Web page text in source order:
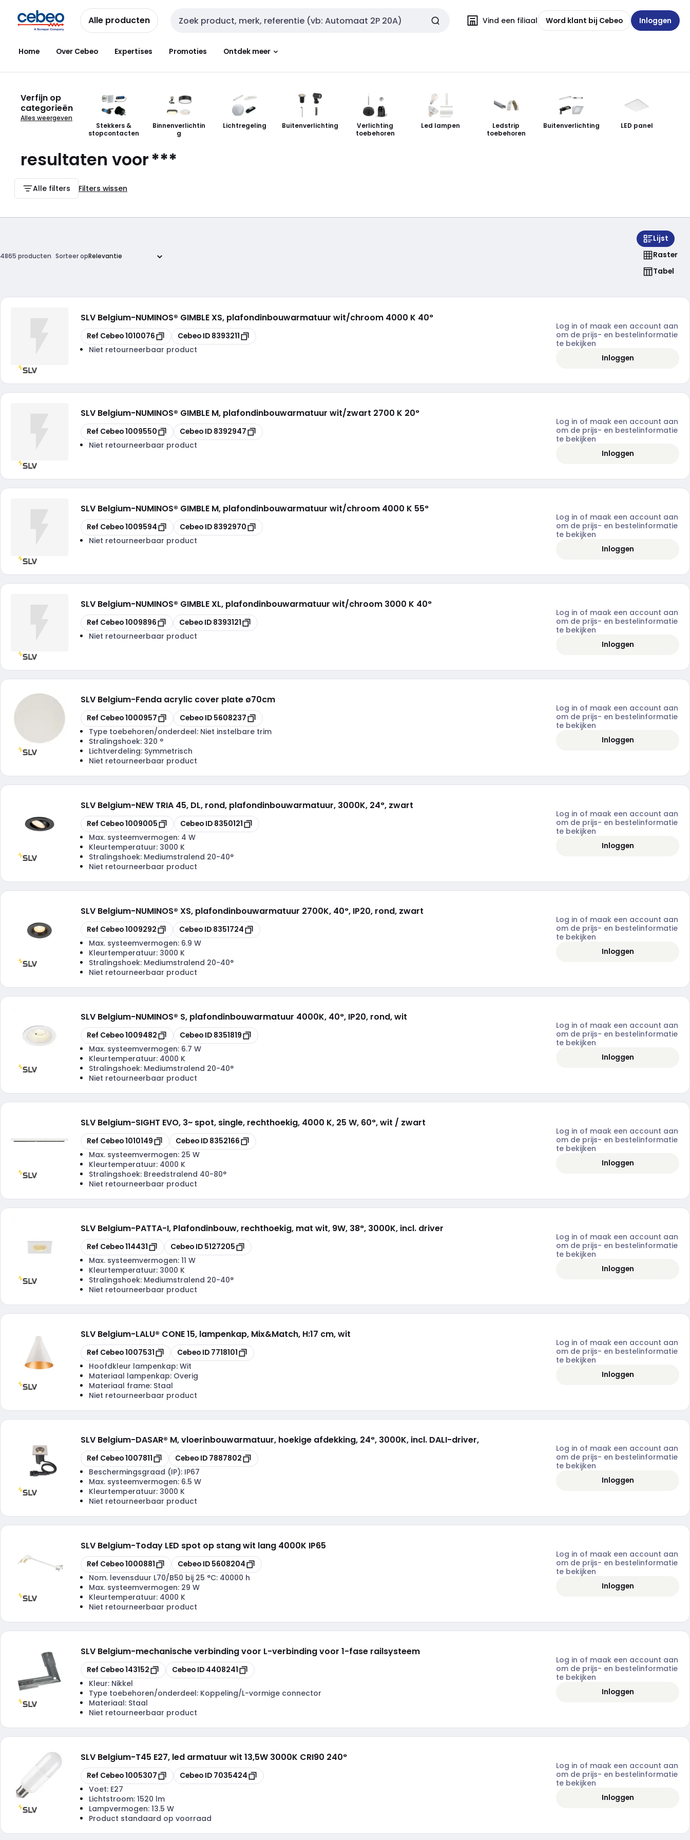
naar
navigatie
naar
inhoud
Alle producten Zoekveld invoer Vind een filiaal Word klant bij Cebeo Inloggen
Home Over Cebeo Expertises Promoties Ontdek meer
Verfijn op
categorieën
Alles weergeven
Stekkers &
stopcontacten
Binnenverlichtin
g
Lichtregeling Buitenverlichting
Verlichting
toebehoren
Led lampen
Ledstrip
toebehoren
Buitenverlichting LED panel
resultaten voor***
Alle filters Filters wissen
4865 producten Sorteer op
Lijst
Raster
Tabel
SLV Belgium-NUMINOS® GIMBLE XS, plafondinbouwarmatuur wit/chroom 4000 K 40°
Kopiëren
Ref Cebeo1010076 Kopiëren
Cebeo ID 8393211
Niet retourneerbaar product
Log in of maak een account aan
om de prijs- en bestelinformatie
te bekijken
Inloggen
SLV Belgium-NUMINOS® GIMBLE M, plafondinbouwarmatuur wit/zwart 2700 K 20°
Kopiëren
Ref Cebeo1009550 Kopiëren
Cebeo ID 8392947
Niet retourneerbaar product
Log in of maak een account aan
om de prijs- en bestelinformatie
te bekijken
Inloggen
SLV Belgium-NUMINOS® GIMBLE M, plafondinbouwarmatuur wit/chroom 4000 K 55°
Kopiëren
Ref Cebeo1009594 Kopiëren
Cebeo ID 8392970
Niet retourneerbaar product
Log in of maak een account aan
om de prijs- en bestelinformatie
te bekijken
Inloggen
SLV Belgium-NUMINOS® GIMBLE XL, plafondinbouwarmatuur wit/chroom 3000 K 40°
Kopiëren
Ref Cebeo1009896 Kopiëren
Cebeo ID 8393121
Niet retourneerbaar product
Log in of maak een account aan
om de prijs- en bestelinformatie
te bekijken
Inloggen
SLV Belgium-Fenda acrylic cover plate ø70cm
Kopiëren
Ref Cebeo1000957 Kopiëren
Cebeo ID 5608237
Type toebehoren/onderdeel: Niet instelbare trim
Stralingshoek: 320 °
Lichtverdeling: Symmetrisch
Niet retourneerbaar product
Log in of maak een account aan
om de prijs- en bestelinformatie
te bekijken
Inloggen
SLV Belgium-NEW TRIA 45, DL, rond, plafondinbouwarmatuur, 3000K, 24°, zwart
Kopiëren
Ref Cebeo1009005 Kopiëren
Cebeo ID 8350121
Max. systeemvermogen: 4 W
Kleurtemperatuur: 3000 K
Stralingshoek: Mediumstralend 20-40°
Niet retourneerbaar product
Log in of maak een account aan
om de prijs- en bestelinformatie
te bekijken
Inloggen
SLV Belgium-NUMINOS® XS, plafondinbouwarmatuur 2700K, 40°, IP20, rond, zwart
Kopiëren
Ref Cebeo1009292 Kopiëren
Cebeo ID 8351724
Max. systeemvermogen: 6.9 W
Kleurtemperatuur: 3000 K
Stralingshoek: Mediumstralend 20-40°
Niet retourneerbaar product
Log in of maak een account aan
om de prijs- en bestelinformatie
te bekijken
Inloggen
SLV Belgium-NUMINOS® S, plafondinbouwarmatuur 4000K, 40°, IP20, rond, wit
Kopiëren
Ref Cebeo1009482 Kopiëren
Cebeo ID 8351819
Max. systeemvermogen: 6.7 W
Kleurtemperatuur: 4000 K
Stralingshoek: Mediumstralend 20-40°
Niet retourneerbaar product
Log in of maak een account aan
om de prijs- en bestelinformatie
te bekijken
Inloggen
SLV Belgium-SIGHT EVO, 3~ spot, single, rechthoekig, 4000 K, 25 W, 60°, wit / zwart
Kopiëren
Ref Cebeo1010149 Kopiëren
Cebeo ID 8352166
Max. systeemvermogen: 25 W
Kleurtemperatuur: 4000 K
Stralingshoek: Breedstralend 40-80°
Niet retourneerbaar product
Log in of maak een account aan
om de prijs- en bestelinformatie
te bekijken
Inloggen
SLV Belgium-PATTA-I, Plafondinbouw, rechthoekig, mat wit, 9W, 38°, 3000K, incl. driver
Kopiëren
Ref Cebeo114431 Kopiëren
Cebeo ID 5127205
Max. systeemvermogen: 11 W
Kleurtemperatuur: 3000 K
Stralingshoek: Mediumstralend 20-40°
Niet retourneerbaar product
Log in of maak een account aan
om de prijs- en bestelinformatie
te bekijken
Inloggen
SLV Belgium-LALU® CONE 15, lampenkap, Mix&Match, H:17 cm, wit
Kopiëren
Ref Cebeo1007531 Kopiëren
Cebeo ID 7718101
Hoofdkleur lampenkap: Wit
Materiaal lampenkap: Overig
Materiaal frame: Staal
Niet retourneerbaar product
Log in of maak een account aan
om de prijs- en bestelinformatie
te bekijken
Inloggen
SLV Belgium-DASAR® M, vloerinbouwarmatuur, hoekige afdekking, 24°, 3000K, incl. DALI-driver,
Kopiëren
Ref Cebeo1007811 Kopiëren
Cebeo ID 7887802
Beschermingsgraad (IP): IP67
Max. systeemvermogen: 6.5 W
Kleurtemperatuur: 3000 K
Niet retourneerbaar product
Log in of maak een account aan
om de prijs- en bestelinformatie
te bekijken
Inloggen
SLV Belgium-Today LED spot op stang wit lang 4000K IP65
Kopiëren
Ref Cebeo1000881 Kopiëren
Cebeo ID 5608204
Nom. levensduur L70/B50 bij 25 °C: 40000 h
Max. systeemvermogen: 29 W
Kleurtemperatuur: 4000 K
Niet retourneerbaar product
Log in of maak een account aan
om de prijs- en bestelinformatie
te bekijken
Inloggen
SLV Belgium-mechanische verbinding voor L-verbinding voor 1-fase railsysteem
Kopiëren
Ref Cebeo143152 Kopiëren
Cebeo ID 4408241
Kleur: Nikkel
Type toebehoren/onderdeel: Koppeling/L-vormige connector
Materiaal: Staal
Niet retourneerbaar product
Log in of maak een account aan
om de prijs- en bestelinformatie
te bekijken
Inloggen
SLV Belgium-T45 E27, led armatuur wit 13,5W 3000K CRI90 240°
Kopiëren
Ref Cebeo1005307 Kopiëren
Cebeo ID 7035424
Voet: E27
Lichtstroom: 1520 lm
Lampvermogen: 13.5 W
Product standaard op voorraad
Log in of maak een account aan
om de prijs- en bestelinformatie
te bekijken
Inloggen